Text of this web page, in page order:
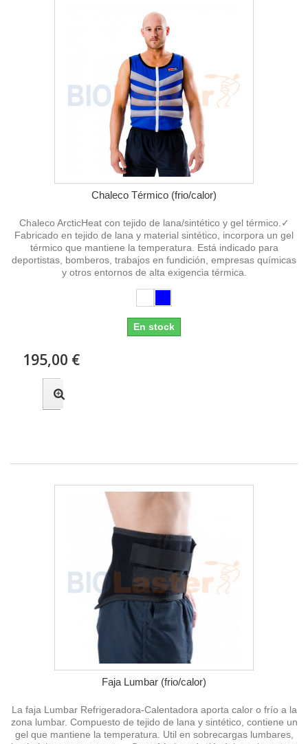
Chaleco Térmico (frio/calor)
Chaleco ArcticHeat con tejido de lana/sintético y gel térmico.✓
Fabricado en tejido de lana y material sintético, incorpora un gel
térmico que mantiene la temperatura. Está indicado para
deportistas, bomberos, trabajos en fundición, empresas químicas
y otros entornos de alta exigencia térmica.
En stock
195,00 €
Faja Lumbar (frio/calor)
La faja Lumbar Refrigeradora-Calentadora aporta calor o frío a la
zona lumbar. Compuesto de tejido de lana y sintético, contiene un
gel que mantiene la temperatura. Util en sobrecargas lumbares,